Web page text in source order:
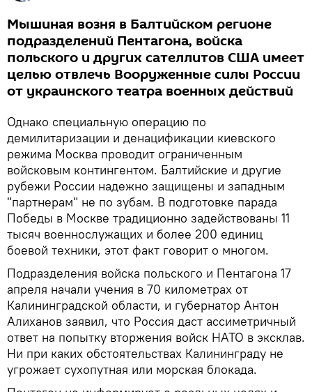
Мышиная возня в Балтийском регионе
подразделений Пентагона, войска
польского и других сателлитов США имеет
целью отвлечь Вооруженные силы России
от украинского театра военных действий
Однако специальную операцию по
демилитаризации и денацификации киевского
режима Москва проводит ограниченным
войсковым контингентом. Балтийские и другие
рубежи России надежно защищены и западным
"партнерам" не по зубам. В подготовке парада
Победы в Москве традиционно задействованы 11
тысяч военнослужащих и более 200 единиц
боевой техники, этот факт говорит о многом.
Подразделения войска польского и Пентагона 17
апреля начали учения в 70 километрах от
Калининградской области, и губернатор Антон
Алиханов заявил, что Россия даст ассиметричный
ответ на попытку вторжения войск НАТО в эксклав.
Ни при каких обстоятельствах Калининграду не
угрожает сухопутная или морская блокада.